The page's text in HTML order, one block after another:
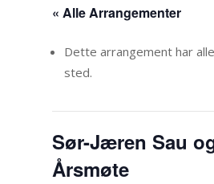
« Alle Arrangementer
Dette arrangement har
sted.
Sør-Jæren Sau
Årsmøte